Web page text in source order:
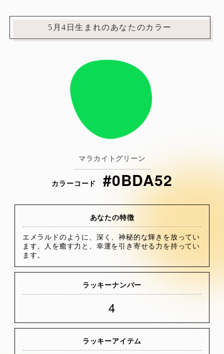
5月4日生まれのあなたのカラー
マラカイトグリーン
カラーコード #0BDA52
あなたの特徴
エメラルドのように、深く、神秘的な輝きを放ってい
ます。人を癒す力と、幸運を引き寄せる力を持ってい
ます。
ラッキーナンバー
4
ラッキーアイテム